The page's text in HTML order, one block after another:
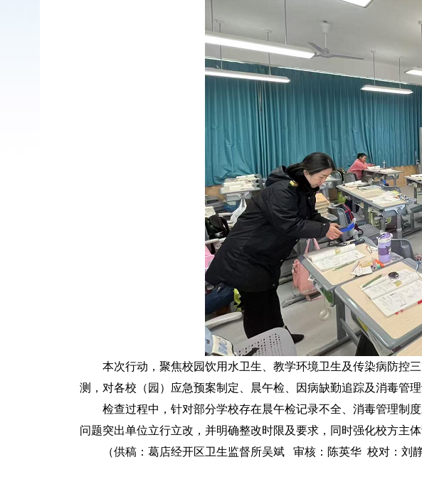
本次行动，聚焦校园饮用水卫生、教学环境卫生及传染病防控
测，对各校（园）应急预案制定、晨午检、因病缺勤追踪及消毒管
检查过程中，针对部分学校存在晨午检记录不全、消毒管理制
问题突出单位立行立改，并明确整改时限及要求，同时强化校方主
（供稿：葛店经开区卫生监督所吴斌 审核：陈英华 校对：刘